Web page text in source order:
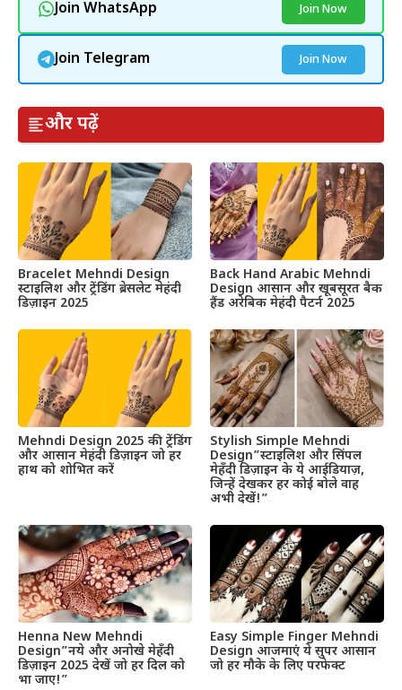
Join WhatsApp Join Now
Join Telegram Join Now
और पढ़ें
Bracelet Mehndi Design
स्टाइलिश और ट्रेंडिंग ब्रेसलेट मेहंदी
डिज़ाइन 2025
Back Hand Arabic Mehndi
Design आसान और खूबसूरत बैक
हैंड अरेबिक मेहंदी पैटर्न 2025
Mehndi Design 2025 की ट्रेंडिंग
और आसान मेहंदी डिज़ाइन जो हर
हाथ को शोभित करें
Stylish Simple Mehndi
Design”स्टाइलिश और सिंपल
मेहँदी डिज़ाइन के ये आईडियाज़,
जिन्हें देखकर हर कोई बोले वाह
अभी देखें!”
Henna New Mehndi
Design”नये और अनोखे मेहँदी
डिज़ाइन 2025 देखें जो हर दिल को
भा जाए!”
Easy Simple Finger Mehndi
Design आजमाएं ये सुपर आसान
जो हर मौके के लिए परफेक्ट